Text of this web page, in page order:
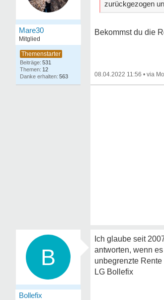
Mare30
Mitglied
531
12
563
zurückgezogen
Bekommst du die
08.04.2022 11:56 •
B
Bollefix
Ich glaube seit
antworten, wenn
unbegrenzte Rente
LG Bollefix